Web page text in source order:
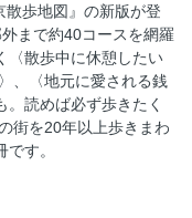
歩地図』の新版が登
まで約40コースを網羅
〈散歩中に休憩したい
、〈地元に愛される銭
読めば必ず歩きたく
を20年以上歩きまわ
す。